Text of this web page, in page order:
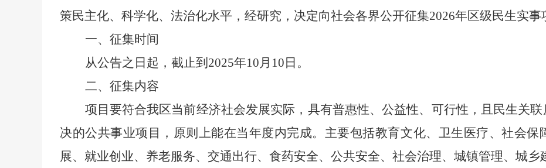
策民主化、科学化、法治化水平，经研究，决定向社会各界公开征集2026年区级民生实事
一、征集时间
从公告之日起，截止到 2025年10 月 10 日。
二、征集内容
项目要符合我区当前经济社会发展实际，具有普惠性、公益性、可行性，且民生关
决的公共事业项目，原则上能在当年度内完成。主要包括教育文化、卫生医疗、社会保
展、就业创业、养老服务、交通出行、食药安全、公共安全、社会治理、城镇管理、城乡